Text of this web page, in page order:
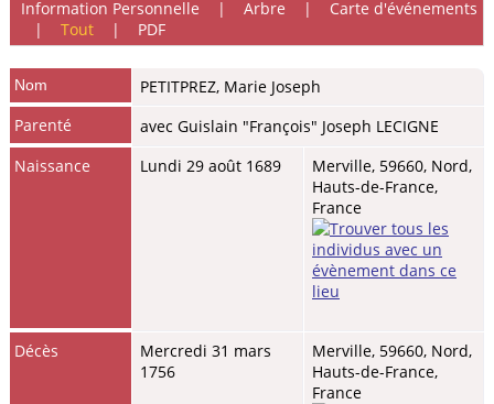
Information Personnelle | Arbre | Carte d'événements
| Tout| PDF
Nom PETITPREZ, Marie Joseph
Parenté
avec Guislain "François" Joseph LECIGNE
Naissance
Lundi 29 août 1689
Merville, 59660, Nord,
Hauts-de-France,
France
Décès
Mercredi 31 mars
1756
Merville, 59660, Nord,
Hauts-de-France,
France